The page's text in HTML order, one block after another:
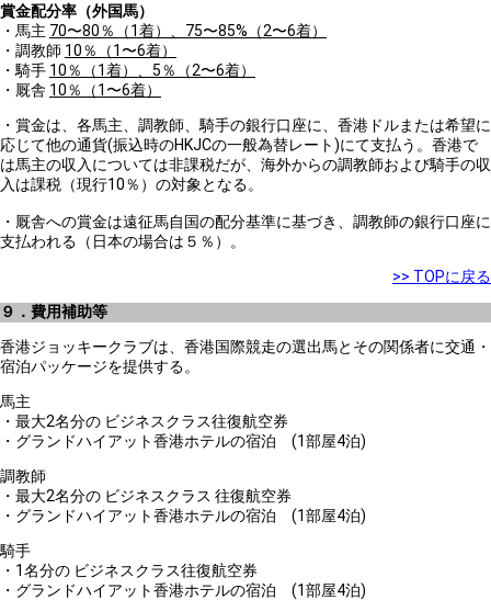
賞金配分率（外国馬）
・馬主 70〜80％（1着）、75〜85%（2〜6着）
・調教師 10％（1〜6着）
・騎手 10％（1着）、5％（2〜6着）
・厩舎 10％（1〜6着）
・賞金は、各馬主、調教師、騎手の銀行口座に、香港ドルまたは希望に
応じて他の通貨(振込時のHKJCの一般為替レート)にて支払う。香港で
は馬主の収入については非課税だが、海外からの調教師および騎手の収
入は課税（現行10％）の対象となる。
・厩舎への賞金は遠征馬自国の配分基準に基づき、調教師の銀行口座に
支払われる（日本の場合は５％）。
>> TOPに戻る
９．費用補助等
香港ジョッキークラブは、香港国際競走の選出馬とその関係者に交通・
宿泊パッケージを提供する。
馬主
・最大2名分の ビジネスクラス往復航空券
・グランドハイアット香港ホテルの宿泊 (1部屋4泊)
調教師
・最大2名分の ビジネスクラス 往復航空券
・グランドハイアット香港ホテルの宿泊 (1部屋4泊)
騎手
・1名分の ビジネスクラス往復航空券
・グランドハイアット香港ホテルの宿泊 (1部屋4泊)